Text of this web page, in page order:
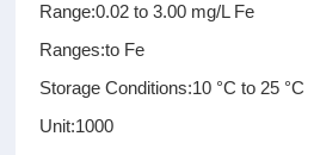
Range:0.02 to 3.00 mg/L Fe
Ranges:to Fe
Storage Conditions:10 °C to 25 °C
Unit:1000